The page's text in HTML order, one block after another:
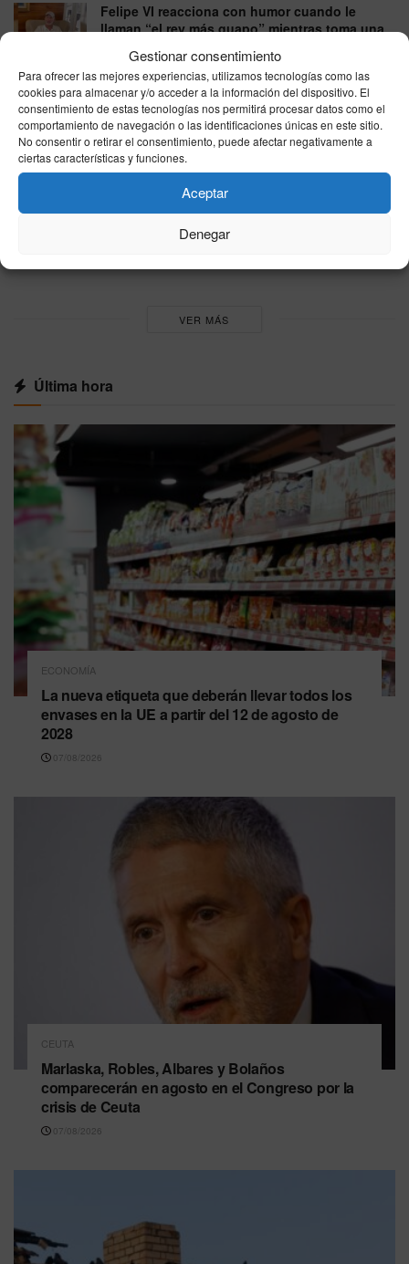
Gestionar consentimiento
Para ofrecer las mejores experiencias, utilizamos tecnologías como las
cookies para almacenar y/o acceder a la información del dispositivo. El
consentimiento de estas tecnologías nos permitirá procesar datos como el
comportamiento de navegación o las identificaciones únicas en este sitio.
No consentir o retirar el consentimiento, puede afectar negativamente a
ciertas características y funciones.
Aceptar
Denegar
Felipe VI reacciona con humor cuando le
llaman “el rey más guapo” mientras toma una
Eclipse total de Sol del 12 de agosto: estas
son las ciudades españolas donde se verá por
completo
06/08/2026
La sequía pone bajo presión a la energía
nuclear: Hungría reduce su principal central y
España vigila sus reservas
VER MÁS
Última hora
ECONOMÍA
La nueva etiqueta que deberán llevar todos los
envases en la UE a partir del 12 de agosto de
2028
07/08/2026
CEUTA
Marlaska, Robles, Albares y Bolaños
comparecerán en agosto en el Congreso por la
crisis de Ceuta
07/08/2026